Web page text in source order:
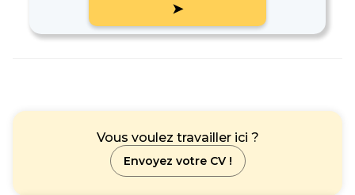
➤
Vous voulez travailler ici ?
Envoyez votre CV !